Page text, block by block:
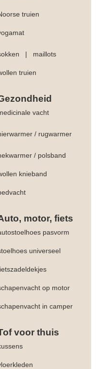
truien
| maillots
truien
vacht
/ rugwarmer
/ polsband
knieband
motor, fiets
pasvorm
universeel
op motor
in camper
voor thuis